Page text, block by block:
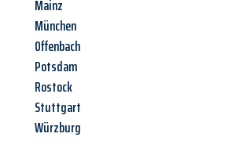
Mainz
München
Offenbach
Potsdam
Rostock
Stuttgart
Würzburg